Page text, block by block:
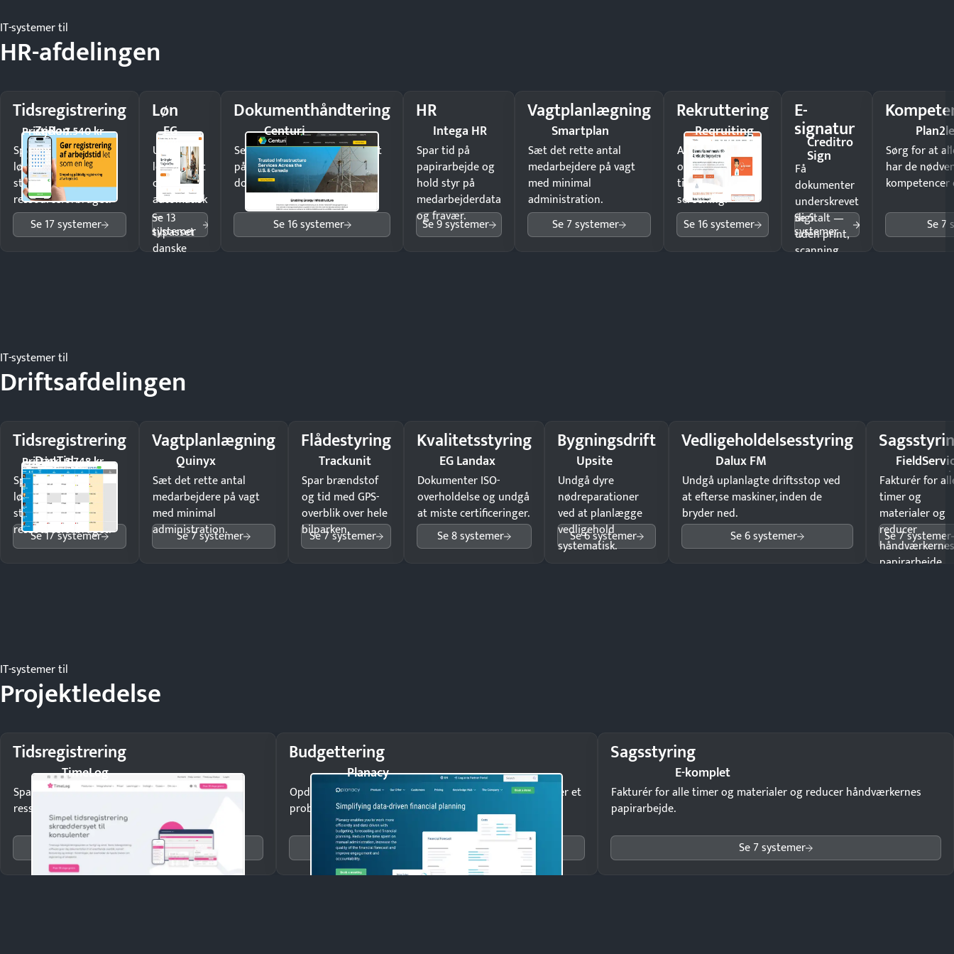
IT-systemer til
HR-afdelingen
Tidsregistrering
ZeBon
Pristjek: 7.540 kr
Spar tid på
lønberegning og få
styr på
ressourceforbruget.
Se 17 systemer
Løn
EG
Udbetal
løn korrekt
og
automatisk
—
tilpasset
danske
Se 13
systemer
Dokumenthåndtering
Centuri
Send kontrakter til underskrift
på minutter og mist ingen
dokumenter.
Se 16 systemer
HR
Intega HR
Spar tid på
papirarbejde og
hold styr på
medarbejderdata
og fravær.
Se 9 systemer
Vagtplanlægning
Smartplan
Sæt det rette antal
medarbejdere på vagt
med minimal
administration.
Se 7 systemer
Rekruttering
Reqruiting
Ansæt hurtigere
og brug færre
timer på manuel
screening.
Se 16 systemer
E-
signatur
Creditro
Sign
Få
dokumenter
underskrevet
digitalt —
uden print,
scanning
Se 5
systemer
Sørg for at
har de
Se 7
IT-systemer til
Driftsafdelingen
Tidsregistrering
DanTid
Pristjek: 5.748 kr
Spar tid på
lønberegning og få
styr på
ressourceforbruget.
Se 17 systemer
Vagtplanlægning
Quinyx
Sæt det rette antal
medarbejdere på vagt
med minimal
administration.
Se 7 systemer
Flådestyring
Trackunit
Spar brændstof
og tid med GPS-
overblik over hele
bilparken.
Se 7 systemer
Kvalitetsstyring
EG Landax
Dokumenter ISO-
overholdelse og undgå
at miste certificeringer.
Se 8 systemer
Bygningsdrift
Upsite
Undgå dyre
nødreparationer
ved at planlægge
vedligehold
systematisk.
Se 6 systemer
Vedligeholdelsesstyring
Dalux FM
Undgå uplanlagte driftsstop ved
at efterse maskiner, inden de
bryder ned.
Se 6 systemer
Fakturér for
timer og
materialer og
reducer
håndværkernes
papirarbejde.
Se 7 systemer
IT-systemer til
Projektledelse
Tidsregistrering
TimeLog
Spar tid på lønberegning og få styr på
ressourceforbruget.
Se 17 systemer
Budgettering
Planacy
Opdag budgetafvigelser i tide og grib ind, inden de bliver et
problem.
Se 6 systemer
Sagsstyring
E-komplet
Fakturér for alle timer og materialer og reducer håndværkernes
papirarbejde.
Se 7 systemer